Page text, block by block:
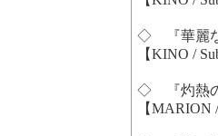
◇ 『華麗な
【KINO /
◇ 『灼熱の
【MARION